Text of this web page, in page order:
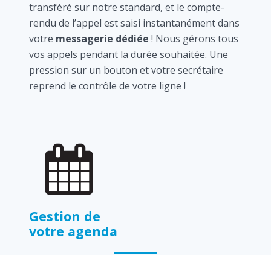
transféré sur notre standard, et le compte-
rendu de l’appel est saisi instantanément dans
votre messagerie dédiée ! Nous gérons tous
vos appels pendant la durée souhaitée. Une
pression sur un bouton et votre secrétaire
reprend le contrôle de votre ligne !
Gestion de
votre agenda